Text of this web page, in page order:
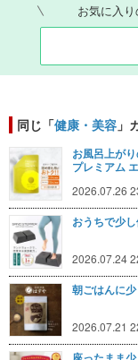
お気に入
同じ「健康・美容 」
お風呂上が
プレミアム
2026.07.26
おうちで少
2026.07.24
朝ごはんに
2026.07.21